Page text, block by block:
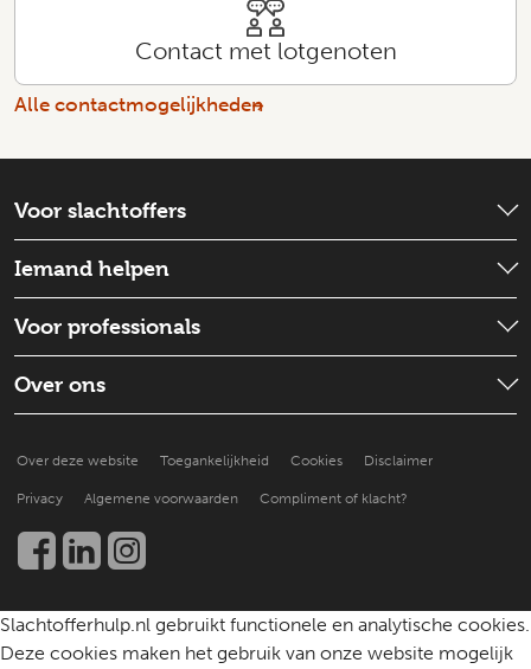
Contact met lotgenoten
Alle contactmogelijkheden
Voor slachtoffers
Wat is er gebeurd?
Emotionele hulp
Schadevergoeding
Strafproces
Iemand helpen
Check wat je kunt doen
Iemand ondersteunen
Goed voor jezelf zorgen
Beter leren helpen
Voor professionals
Wat is de situatie
Een slachtoffer doorverwijzen
Praktische ondersteuning
Kennis en onderzoek
Een slachtoffer helpen
Over ons
Nieuws en publicaties
Werken bij
Community
Over deze website Toegankelijkheid Cookies Disclaimer
Privacy Algemene voorwaarden Compliment of klacht?
Slachtofferhulp.nl gebruikt functionele en analytische cookies.
Deze cookies maken het gebruik van onze website mogelijk